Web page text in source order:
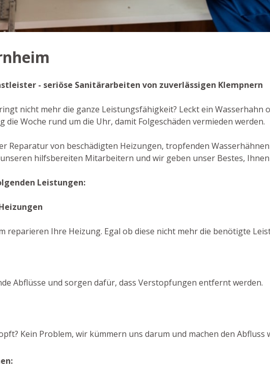
- seriöse Sanitärarbeiten von zuverlässigen Klempnern
nicht mehr die ganze Leistungsfähigkeit? Leckt ein Wasserhahn
Woche rund um die Uhr, damit Folgeschäden vermieden werden.
Reparatur von beschädigten Heizungen, tropfenden
unseren hilfsbereiten Mitarbeitern und wir geben unser Bestes,
Leistungen:
reparieren Ihre Heizung. Egal ob diese nicht mehr die benötigte
Abflüsse und sorgen dafür, dass Verstopfungen entfernt werden.
Kein Problem, wir kümmern uns darum und machen den Abfluss